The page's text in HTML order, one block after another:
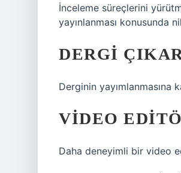
İnceleme süreçlerini
yayınlanması konusunda
DERGI
Derginin yayımlanmasına
VIDEO
Daha deneyimli bir video